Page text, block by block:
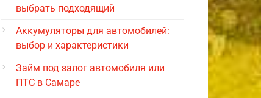
выбрать подходящий
Аккумуляторы для автомобилей:
выбор и характеристики
Займ под залог автомобиля или
ПТС в Самаре